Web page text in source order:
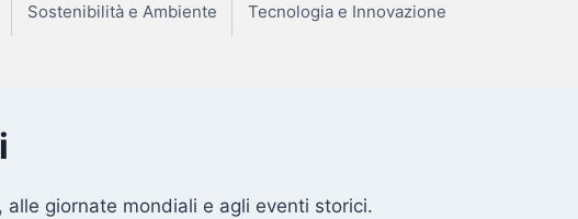
Sostenibilità e Ambiente Tecnologia e Innovazione
giornate mondiali e agli eventi storici.